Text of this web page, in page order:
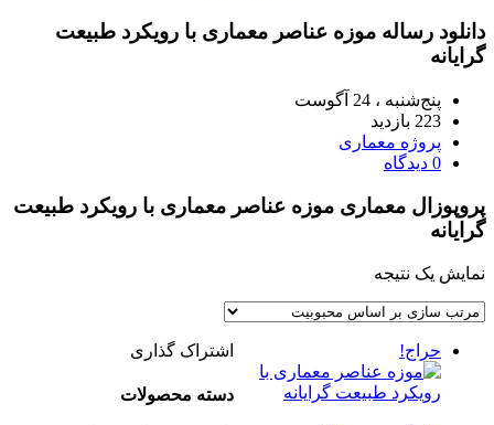
دانلود رساله موزه عناصر معماری با رویکرد طبیعت
گرایانه
پنج‌شنبه ، 24 آگوست
223 بازدید
پروژه معماری
0 دیدگاه
پروپوزال معماری موزه عناصر معماری با رویکرد طبیعت
گرایانه
نمایش یک نتیجه
حراج! اشتراک گذاری
دسته محصولات